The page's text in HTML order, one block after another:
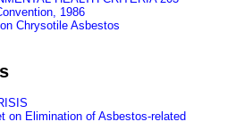
1986
Chrysotile Asbestos
on Elimination of Asbestos-related